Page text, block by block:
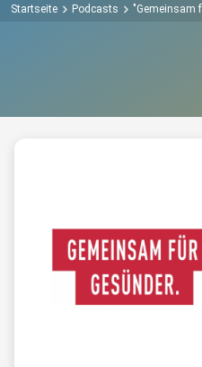
Startseite Podcasts "Gemeinsam